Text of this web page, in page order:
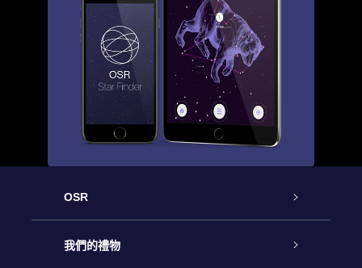
OSR
客戶服務
我們的禮物